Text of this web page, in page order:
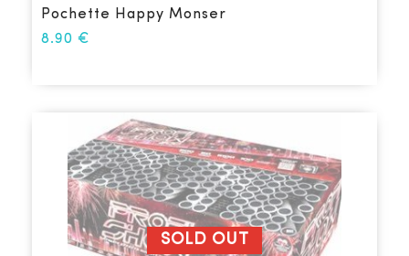
Pochette Happy Monser
8.90 €
SOLD OUT